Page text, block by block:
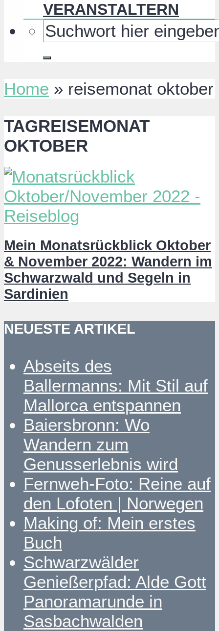
VERANSTALTERN
Home » reisemonat oktober
TAGREISEMONAT
OKTOBER
Mein Monatsrückblick Oktober
& November 2022: Wandern im
Schwarzwald und Segeln in
Sardinien
NEUESTE ARTIKEL
Abseits des
Ballermanns: Mit Stil auf
Mallorca entspannen
Baiersbronn: Wo
Wandern zum
Genusserlebnis wird
Fernweh-Foto: Reine auf
den Lofoten | Norwegen
Making of: Mein erstes
Buch
Schwarzwälder
Genießerpfad: Alde Gott
Panoramarunde in
Sasbachwalden